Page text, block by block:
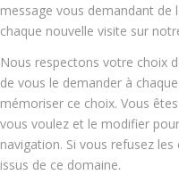
message vous demandant de
chaque nouvelle visite sur
Nous respectons votre choix
de vous le demander à
mémoriser ce choix. Vous
vous voulez et le modifier
navigation. Si vous refusez
issus de ce domaine.